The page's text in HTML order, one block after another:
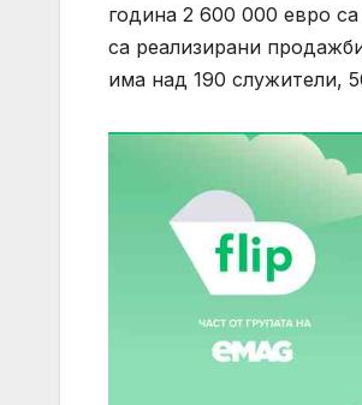
година 2 600 000 евро
са реализирани
има над 190 служители,